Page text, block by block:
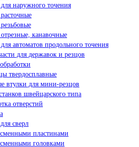
наружного точения
канавочные
автоматов продольного точения
для державок и резцов
твердосплавные
втулки для мини-резцов
швейцарского типа
отверстий
сверл
пластинами
головками